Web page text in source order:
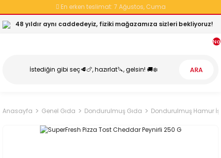
En erken teslimat: 7 Ağustos, Cuma
48 yıldır aynı caddedeyiz, fiziki mağazamıza sizleri bekliyoruz!
ARA
Anasayfa Genel Gıda Dondurulmuş Gıda Dondurulmuş Hamur